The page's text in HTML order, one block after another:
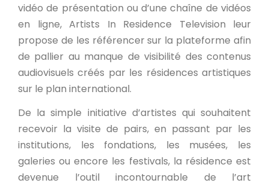
vidéo de présentation ou d’une chaîne de vidéos
en ligne, Artists In Residence Television leur
propose de les référencer sur la plateforme afin
de pallier au manque de visibilité des contenus
audiovisuels créés par les résidences artistiques
sur le plan international.
De la simple initiative d’artistes qui souhaitent
recevoir la visite de pairs, en passant par les
institutions, les fondations, les musées, les
galeries ou encore les festivals, la résidence est
devenue l’outil incontournable de l’art